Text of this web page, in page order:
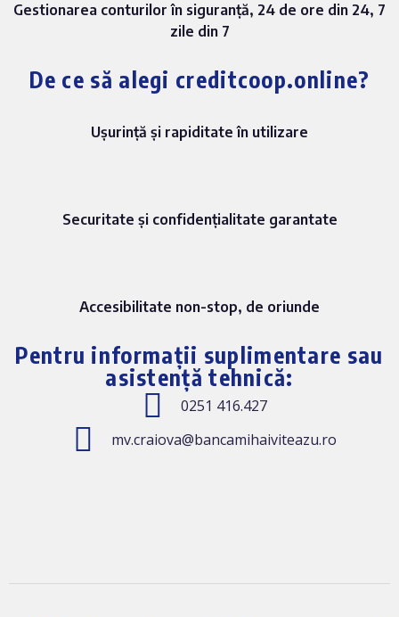
Gestionarea conturilor în siguranță, 24 de ore din 24, 7
zile din 7
De ce să alegi creditcoop.online?
Ușurință și rapiditate în utilizare
Securitate și confidențialitate garantate
Accesibilitate non-stop, de oriunde
Pentru informații suplimentare sau
asistență tehnică:
0251 416.427
mv.craiova@bancamihaiviteazu.ro